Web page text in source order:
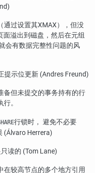
通过设置其XMAX），但没
面溢出到磁盘，然后在元组
会有数据完整性问题的风
提示位更新 (Andres Freund)
备但未提交的事务持有的行
。
行锁时， 避免不必要
(Álvaro Herrera)
读的 (Tom Lane)
在较高节点的多个地方引用